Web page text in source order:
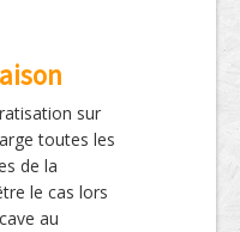
sur
toutes les
de la
le cas lors
au